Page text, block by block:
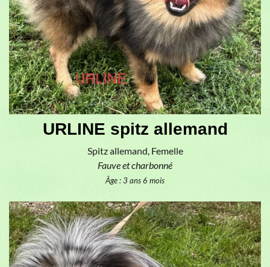
URLINE spitz allemand
Spitz allemand, Femelle
Fauve et charbonné
Âge : 3 ans 6 mois